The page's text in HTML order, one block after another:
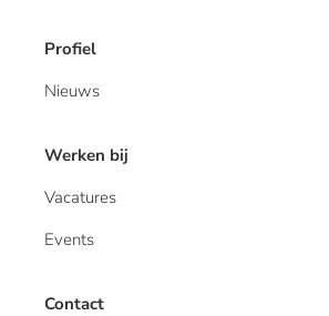
Profiel
Nieuws
Werken bij
Vacatures
Events
Contact